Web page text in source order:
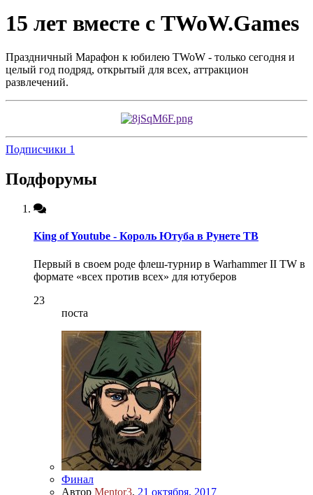
15 лет вместе с TWoW.Games
Праздничный Марафон к юбилею TWoW - только сегодня и
целый год подряд, открытый для всех, аттракцион
развлечений.
Подписчики 1
Подфорумы
King of Youtube - Король Ютуба в Рунете ТВ
Первый в своем роде флеш-турнир в Warhammer II TW в
формате «всех против всех» для ютуберов
23
поста
Финал
Автор Mentor3, 21 октября, 2017